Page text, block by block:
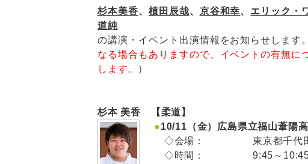
杉本美香、 植田辰哉、 京谷和幸、 エリック・
道純
の講演・イベント出演情報をお知らせしま
なる場合もありますので、イベントの有無に
します。
）
杉本 美香 【柔道】
●10/11（金）広島県立福山葦陽
◇会場：
東京都千代
◇時間：
9:45～